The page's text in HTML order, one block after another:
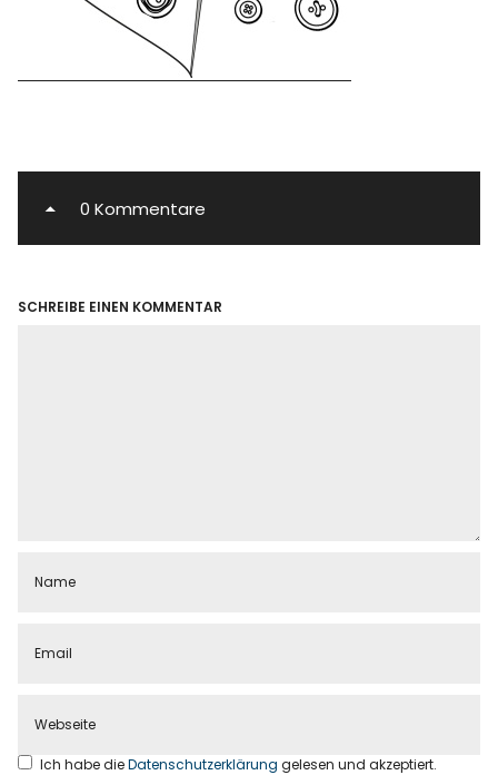
0 Kommentare
SCHREIBE EINEN KOMMENTAR
Ich habe dieDatenschutzerklärunggelesen und akzeptiert.